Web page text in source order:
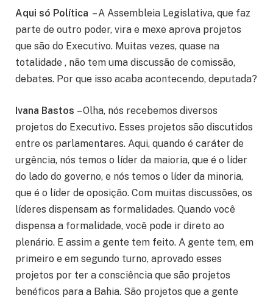
Aqui só Política – A Assembleia Legislativa, que faz
parte de outro poder, vira e mexe aprova projetos
que são do Executivo. Muitas vezes, quase na
totalidade , não tem uma discussão de comissão,
debates. Por que isso acaba acontecendo, deputada?
Ivana Bastos – Olha, nós recebemos diversos
projetos do Executivo. Esses projetos são discutidos
entre os parlamentares. Aqui, quando é caráter de
urgência, nós temos o líder da maioria, que é o líder
do lado do governo, e nós temos o líder da minoria,
que é o líder de oposição. Com muitas discussões, os
líderes dispensam as formalidades. Quando você
dispensa a formalidade, você pode ir direto ao
plenário. E assim a gente tem feito. A gente tem, em
primeiro e em segundo turno, aprovado esses
projetos por ter a consciência que são projetos
benéficos para a Bahia. São projetos que a gente